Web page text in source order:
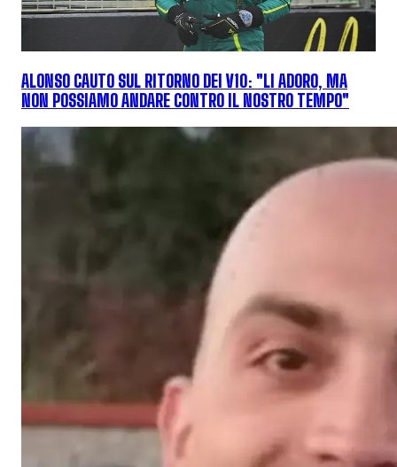
ALONSO CAUTO SUL RITORNO DEI V10: "LI ADORO, MA
NON POSSIAMO ANDARE CONTRO IL NOSTRO TEMPO"